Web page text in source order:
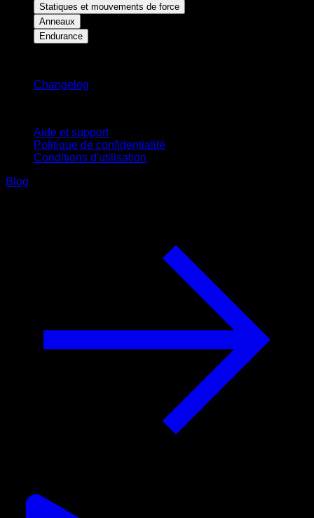
Statiques et mouvements de force
Anneaux
Endurance
Changelog
Aide et support
Politique de confidentialité
Conditions d'utilisation
Blog